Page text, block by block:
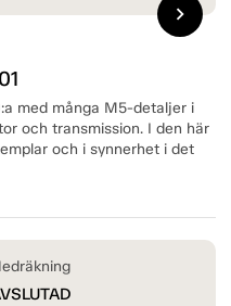
med många M5-detaljer i
och transmission. I den här
och i synnerhet i det
chevron_right